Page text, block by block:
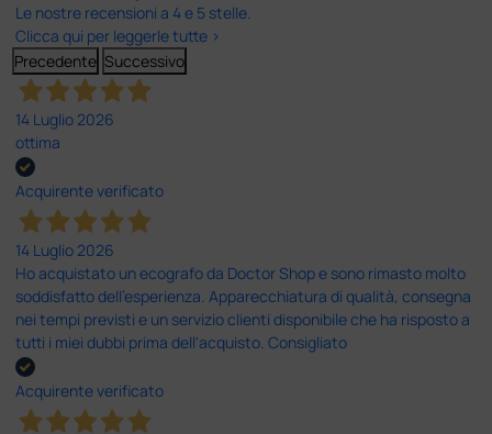
Le nostre recensioni a 4 e 5 stelle.
Clicca qui per leggerle tutte >
Precedente Successivo
14 Luglio 2026
ottima
Acquirente verificato
14 Luglio 2026
Ho acquistato un ecografo da Doctor Shop e sono rimasto molto
soddisfatto dell'esperienza. Apparecchiatura di qualità, consegna
nei tempi previsti e un servizio clienti disponibile che ha risposto a
tutti i miei dubbi prima dell'acquisto. Consigliato
Acquirente verificato